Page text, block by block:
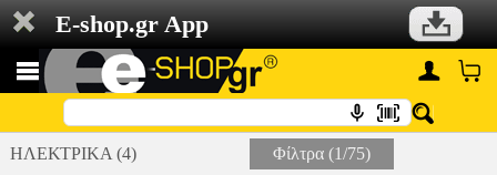
E-shop.gr App
ΗΛΕΚΤΡΙΚΑ (4) Φίλτρα (1/75)